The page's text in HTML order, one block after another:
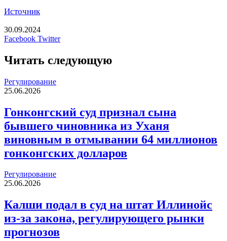
Источник
30.09.2024
Facebook TwitterLinkedIn
Tumblr
Reddit
Вконтакте
Одноклассники
Skype
Messenger
Messenger
WhatsApp
Telegram
Viber
Line
Печатать
Читать следующую
Регулирование
25.06.2026
Гонконгский суд признал сына
бывшего чиновника из Уханя
виновным в отмывании 64 миллионов
гонконгских долларов
Регулирование
25.06.2026
Калши подал в суд на штат Иллинойс
из-за закона, регулирующего рынки
прогнозов